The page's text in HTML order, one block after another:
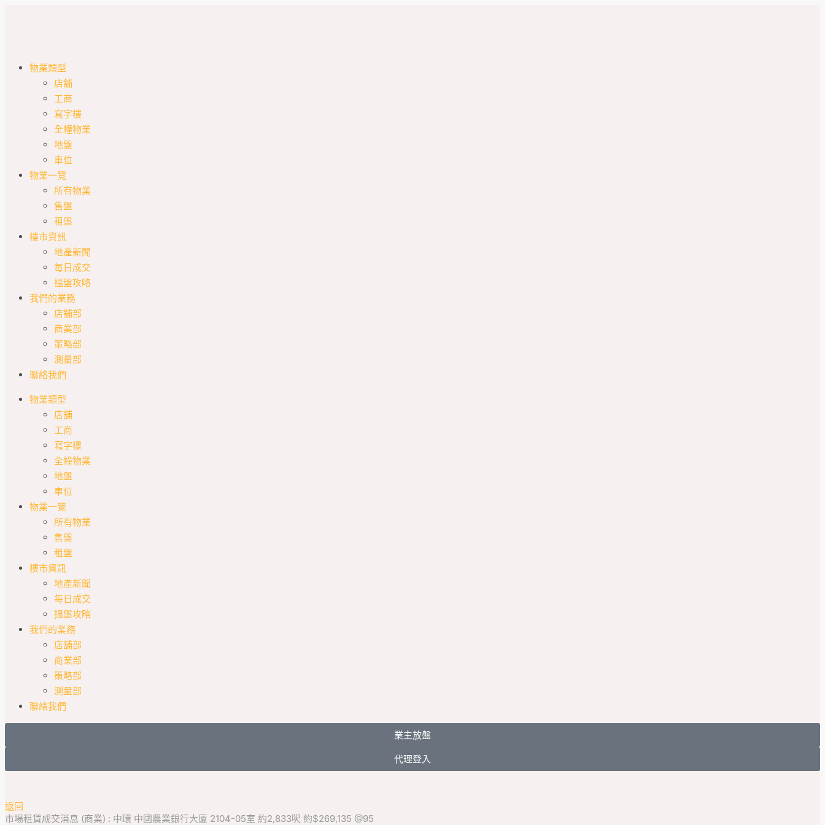
物業類型
店舖
工商
寫字樓
全幢物業
地盤
車位
物業一覽
所有物業
售盤
租盤
樓市資訊
地產新聞
每日成交
搵盤攻略
我們的業務
店舖部
商業部
策略部
測量部
聯絡我們
物業類型
店舖
工商
寫字樓
全幢物業
地盤
車位
物業一覽
所有物業
售盤
租盤
樓市資訊
地產新聞
每日成交
搵盤攻略
我們的業務
店舖部
商業部
策略部
測量部
聯絡我們
業主放盤
代理登入
返回
市場租賃成交消息 (商業) : 中環 中國農業銀行大廈 2104-05室 約2,833呎 約$269,135 @95